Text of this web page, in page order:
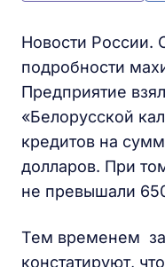
Новости России.
подробности
Предприятие
«Белорусской
кредитов на
долларов. При
не превышали
Тем временем
констатируют,